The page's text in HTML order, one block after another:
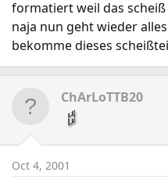
formatiert weil das
naja nun geht wieder alles
bekomme dieses
ChArLoTTB20
Oct 4, 2001